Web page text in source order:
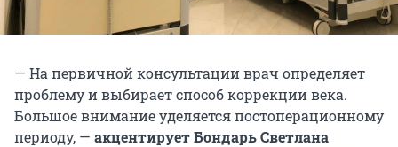
— На первичной консультации врач определяет
проблему и выбирает способ коррекции века.
Большое внимание уделяется постоперационному
периоду, — акцентирует Бондарь Светлана